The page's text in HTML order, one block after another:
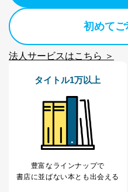
株式会社富士山マガジン
田 嘉也
２．利用目的
当社が取り扱う開示対象
りです。
個人情報の種類
当社の定期購読サ
購
ｅ
ス
初めて
法人サービスはこちら ＞
タイトル1万以上
豊富なラインナップで
書店に並ばない本とも出会える